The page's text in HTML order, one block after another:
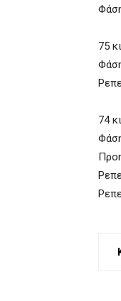
75
74